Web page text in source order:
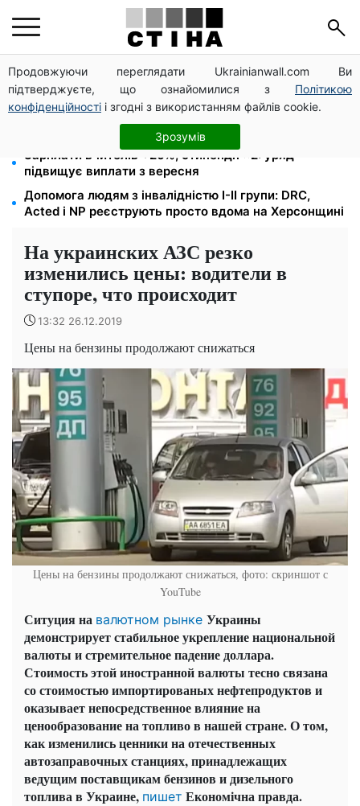
Продовжуючи переглядати Ukrainianwall.com Ви
підтверджуєте, що ознайомилися з Політикою
конфіденційності і згодні з використанням файлів cookie.
Зрозумів
10 заявок — і МСЦ МВС приїде у громаду: обмін
прав, реєстрація авто та міжнародне посвідчення
Пенсія для III групи інвалідності з 1 вересня: від
2595 до 10 625 грн — хто скільки отримає
Зарплати вчителів +20%, стипендії ×2: уряд
підвищує виплати з вересня
Допомога людям з інвалідністю I-II групи: DRC,
Acted і NP реєструють просто вдома на Херсонщині
На украинских АЗС резко
изменились цены: водители в
ступоре, что происходит
13:32 26.12.2019
Цены на бензины продолжают снижаться
Цены на бензины продолжают снижаться, фото: скриншот с
YouTube
Ситуция на валютном рынке Украины
демонстрирует стабильное укрепление национальной
валюты и стремительное падение доллара.
Стоимость этой иностранной валюты тесно связана
со стоимостью импортированых нефтепродуктов и
оказывает непосредственное влияние на
ценообразование на топливо в нашей стране. О том,
как изменились ценники на отечественных
автозаправочных станциях, принадлежащих
ведущим поставщикам бензинов и дизельного
топлива в Украине, пишет Економічна правда.